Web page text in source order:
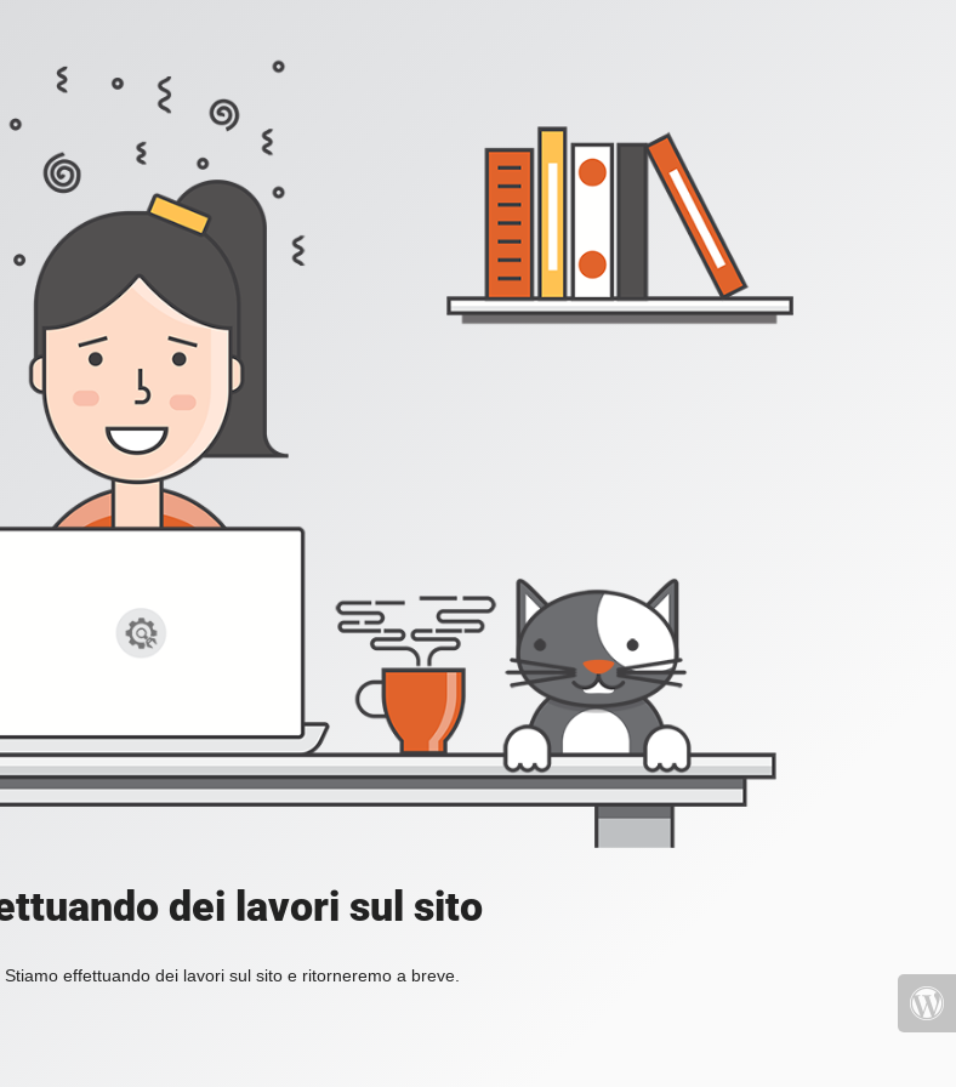
dei lavori sul sito
effettuando dei lavori sul sito e ritorneremo a breve.